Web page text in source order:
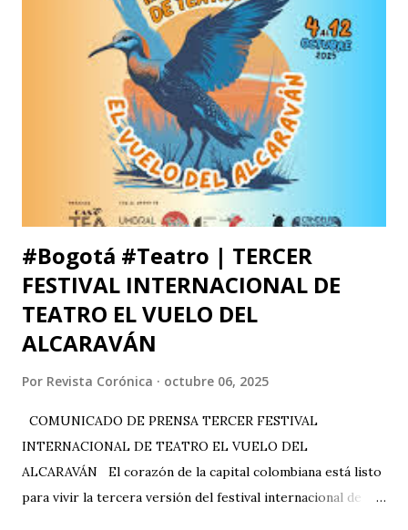
cuenta con el respaldo de instituciones académicas de gran
prestigio como la Universidad Michoacana de San Nicolás
de Hidalgo (México), la Facultad de Estudios Superiores
Iztacala (UNAM, México) y la Facultad de Estudios
Superiores Acatlán (UNAM, México), además de un comité
organizador comprometido con abrir nuevas miradas sobre
el cuerpo, la esce...
#Bogotá #Teatro | TERCER
FESTIVAL INTERNACIONAL DE
TEATRO EL VUELO DEL
ALCARAVÁN
Por Revista Corónica octubre 06, 2025
COMUNICADO DE PRENSA TERCER FESTIVAL
INTERNACIONAL DE TEATRO EL VUELO DEL
ALCARAVÁN El corazón de la capital colombiana está listo
para vivir la tercera versión del festival internacional de